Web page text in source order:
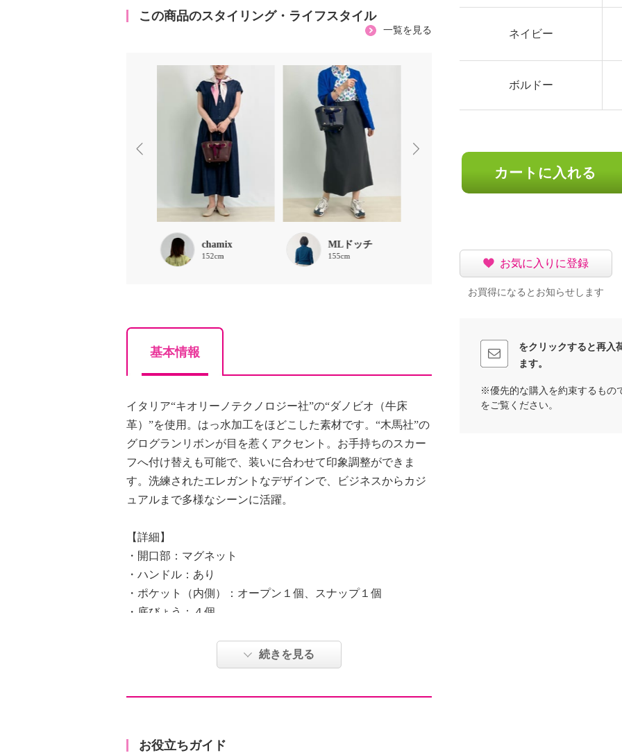
この商品のスタイリング・ライフスタイル
一覧を見る
chamix
152cm
MLドッチ
155cm
基本情報
イタリア“キオリーノテクノロジー社”の“ダノビオ（牛床
革）”を使用。はっ水加工をほどこした素材です。“木馬社”の
グログランリボンが目を惹くアクセント。お手持ちのスカー
フへ付け替えも可能で、装いに合わせて印象調整ができま
す。洗練されたエレガントなデザインで、ビジネスからカジ
ュアルまで多様なシーンに活躍。
【詳細】
・開口部：マグネット
・ハンドル：あり
・ポケット（内側）：オープン１個、スナップ１個
・底びょう：４個
・ギャランティメンバーカード
・内側：牛革、レーヨン
続きを見る
お役立ちガイド
ネイビー
ボルドー
カートに入れる
お気に入りに登録
お買得になるとお知らせします
をクリックすると再入
ます。
※優先的な購入を約束するもの
をご覧ください。